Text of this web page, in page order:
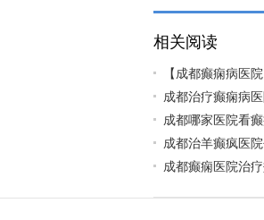
相关阅读
【成都癫痫病医
成都治疗癫痫病
成都哪家医院看
成都治羊癫疯医
成都癫痫医院治